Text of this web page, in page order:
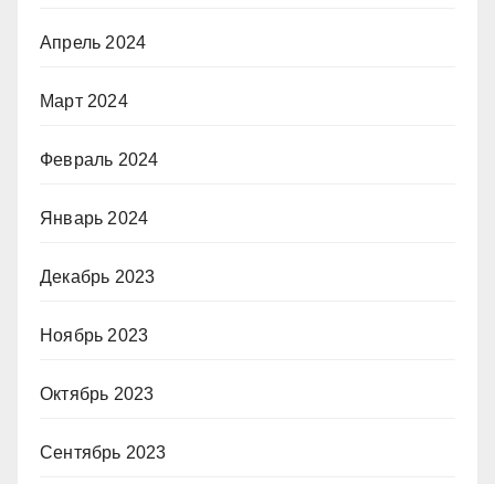
Апрель 2024
Март 2024
Февраль 2024
Январь 2024
Декабрь 2023
Ноябрь 2023
Октябрь 2023
Сентябрь 2023